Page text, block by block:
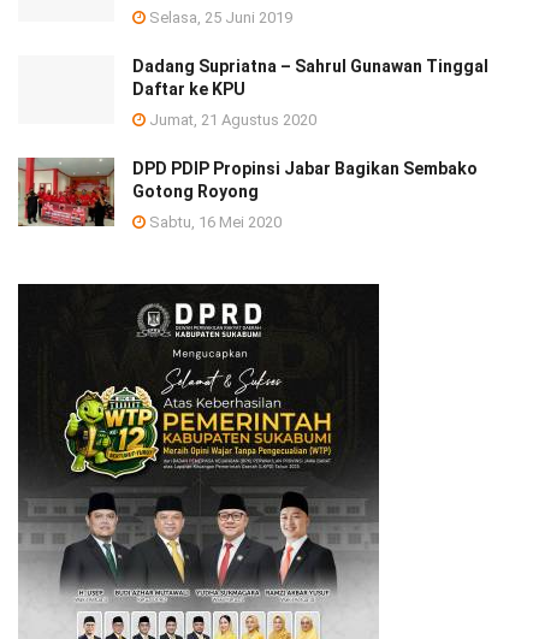
Selasa, 25 Juni 2019
Dadang Supriatna – Sahrul Gunawan Tinggal
Daftar ke KPU
Jumat, 21 Agustus 2020
DPD PDIP Propinsi Jabar Bagikan Sembako
Gotong Royong
Sabtu, 16 Mei 2020